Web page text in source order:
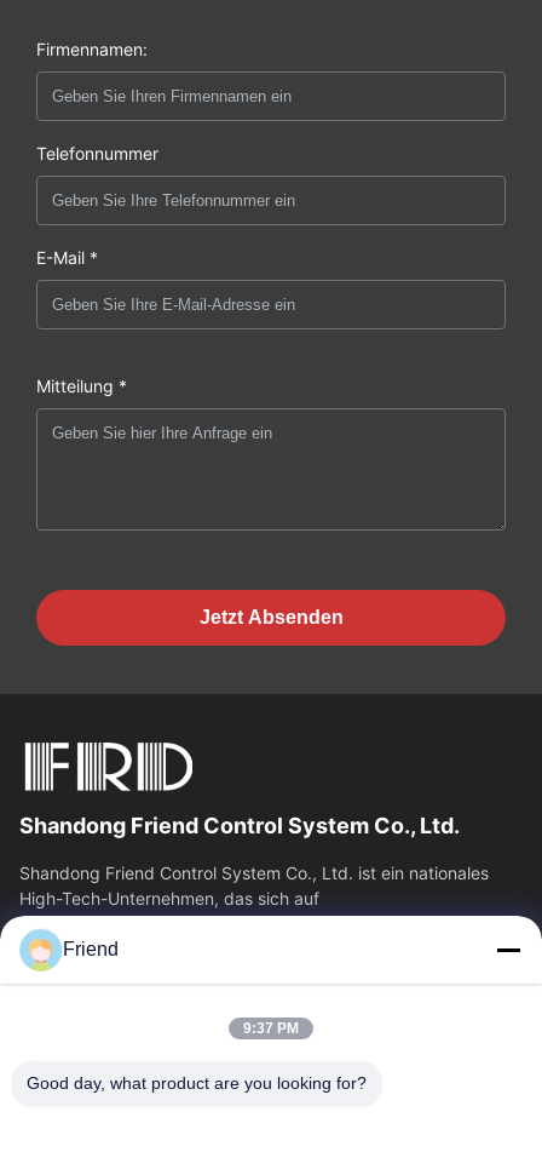
Firmennamen:
Telefonnummer
E-Mail *
Mitteilung *
Jetzt Absenden
Shandong Friend Control System Co., Ltd.
Shandong Friend Control System Co., Ltd. ist ein nationales
High-Tech-Unternehmen, das sich auf
Instrumentierungsforschung und -entwicklung,...
Schnelle Verbindungen
Über Uns
Fabrik Tour
Qualitätskontrolle
Friend
9:37 PM
Good day, what product are you looking for?